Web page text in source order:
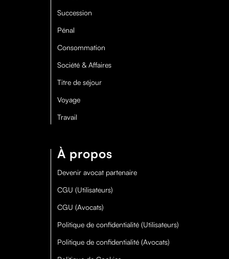
Succession
Pénal
Consommation
Société & Affaires
Titre de séjour
Voyage
Travail
À propos
Devenir avocat partenaire
CGU (Utilisateurs)
CGU (Avocats)
Politique de confidentialité (Utilisateurs)
Politique de confidentialité (Avocats)